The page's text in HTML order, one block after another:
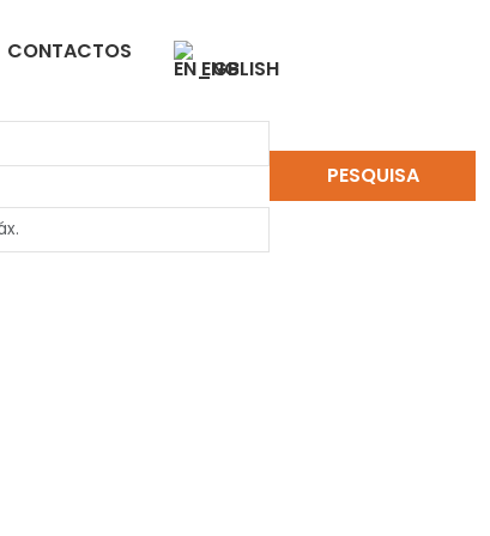
CONTACTOS
ENGLISH
PESQUISA